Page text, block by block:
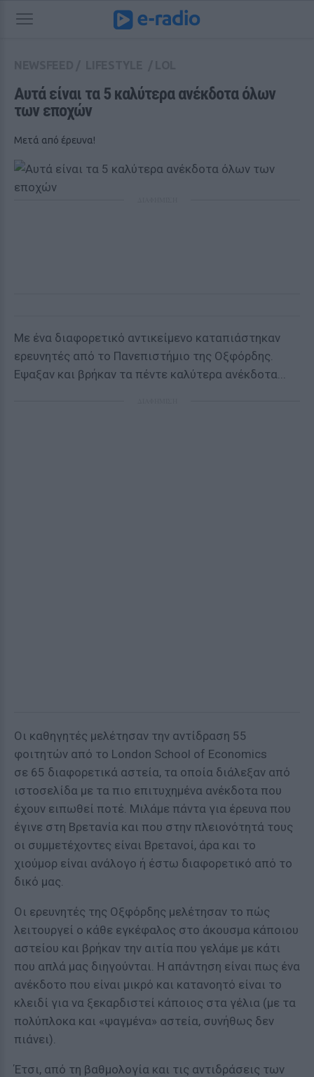
Αυτά είναι τα 5 καλύτερα ανέκδοτα όλων
των εποχών
Μετά από έρευνα!
Με ένα διαφορετικό αντικείμενο καταπιάστηκαν
ερευνητές από το Πανεπιστήμιο της Οξφόρδης.
Εψαξαν και βρήκαν τα πέντε καλύτερα ανέκδοτα...
Οι καθηγητές μελέτησαν την αντίδραση 55
φοιτητών από το London School of Economics
σε 65 διαφορετικά αστεία, τα οποία διάλεξαν από
ιστοσελίδα με τα πιο επιτυχημένα ανέκδοτα που
έχουν ειπωθεί ποτέ. Μιλάμε πάντα για έρευνα που
έγινε στη Βρετανία και που στην πλειονότητά τους
οι συμμετέχοντες είναι Βρετανοί, άρα και το
χιούμορ είναι ανάλογο ή έστω διαφορετικό από το
δικό μας.
Οι ερευνητές της Οξφόρδης μελέτησαν το πώς
λειτουργεί ο κάθε εγκέφαλος στο άκουσμα κάποιου
αστείου και βρήκαν την αιτία που γελάμε με κάτι
που απλά μας διηγούνται. Η απάντηση είναι πως ένα
ανέκδοτο που είναι μικρό και κατανοητό είναι το
κλειδί για να ξεκαρδιστεί κάποιος στα γέλια (με τα
πολύπλοκα και «ψαγμένα» αστεία, συνήθως δεν
πιάνει).
Έτσι, από τη βαθμολογία και τις αντιδράσεις των